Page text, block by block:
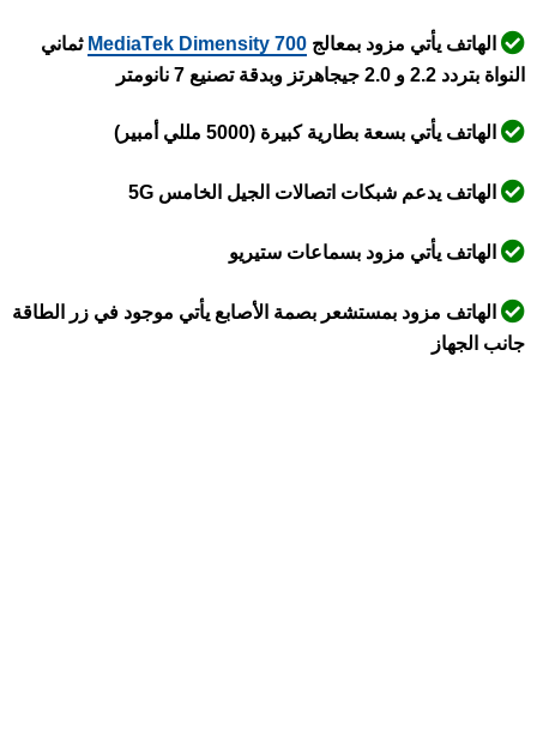
الهاتف يأتي مزود بمعالج MediaTek Dimensity 700
ثماني
النواة بتردد 2.2 و 2.0 جيجاهرتز وبدقة تصنيع 7 نانومتر
الهاتف يأتي بسعة بطارية كبيرة (5000 مللي أمبير)
الهاتف يدعم شبكات اتصالات الجيل الخامس 5G
الهاتف يأتي مزود بسماعات ستيريو
الهاتف مزود بمستشعر بصمة الأصابع يأتي موجود في زر الطاقة
جانب الجهاز